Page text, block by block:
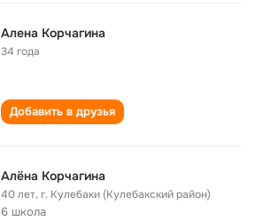
Алена Корчагина
34 года
Добавить в друзья
Алёна Корчагина
40 лет,г. Кулебаки (Кулебакский район)
6 школа